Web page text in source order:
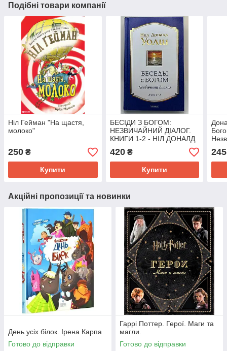
Подібні товари компанії
Ніл Гейман "На щастя,
молоко"
250 ₴
Купити
БЕСІДИ З БОГОМ:
НЕЗВИЧАЙНИЙ ДІАЛОГ.
КНИГИ 1-2 - НІЛ ДОНАЛД
УОЛШ
420₴
Купити
245
Акційні пропозиції та новинки
День усіх білок. Ірена Карпа
Готово до відправки
Гаррі Поттер. Герої. Маги та
магли.
Готово до відправки